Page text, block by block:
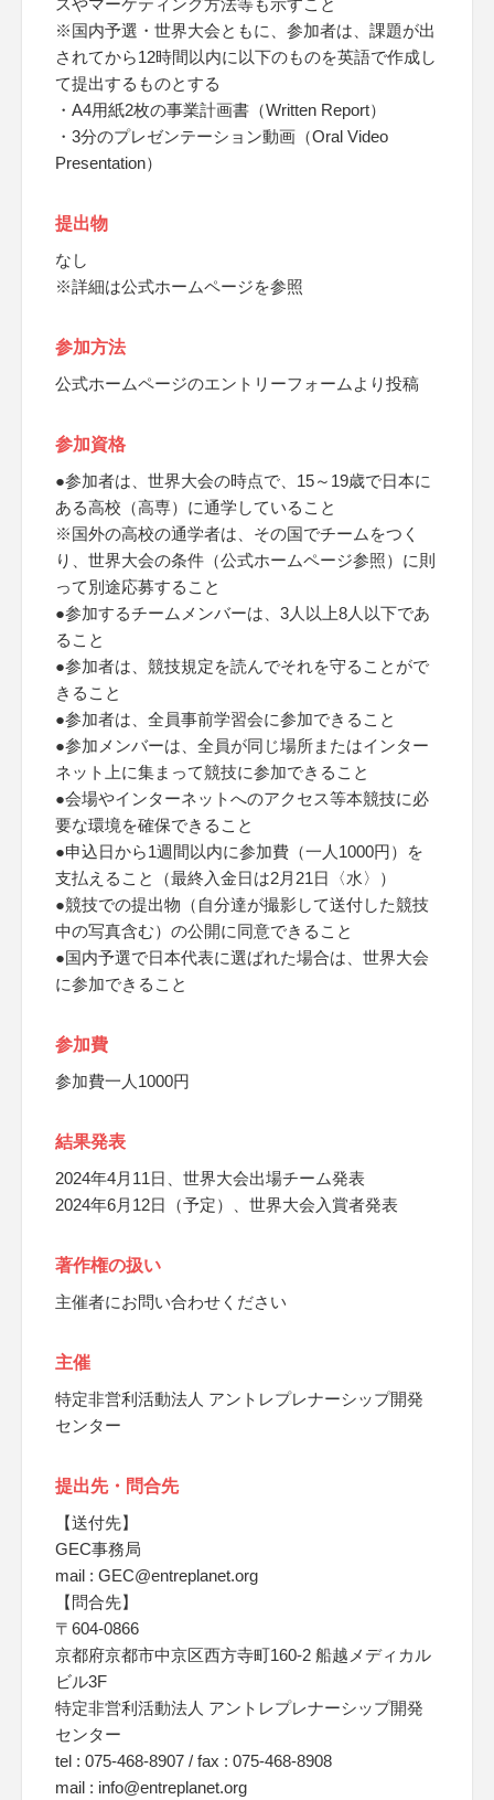
スやマーケティング方法等も示すこと
※国内予選・世界大会ともに、参加者は、課題が出
されてから12時間以内に以下のものを英語で作成し
て提出するものとする
・A4用紙2枚の事業計画書（Written Report）
・3分のプレゼンテーション動画（Oral Video
Presentation）
提出物
なし
※詳細は公式ホームページを参照
参加方法
公式ホームページのエントリーフォームより投稿
参加資格
●参加者は、世界大会の時点で、15～19歳で日本に
ある高校（高専）に通学していること
※国外の高校の通学者は、その国でチームをつく
り、世界大会の条件（公式ホームページ参照）に則
って別途応募すること
●参加するチームメンバーは、3人以上8人以下であ
ること
●参加者は、競技規定を読んでそれを守ることがで
きること
●参加者は、全員事前学習会に参加できること
●参加メンバーは、全員が同じ場所またはインター
ネット上に集まって競技に参加できること
●会場やインターネットへのアクセス等本競技に必
要な環境を確保できること
●申込日から1週間以内に参加費（一人1000円）を
支払えること（最終入金日は2月21日〈水〉）
●競技での提出物（自分達が撮影して送付した競技
中の写真含む）の公開に同意できること
●国内予選で日本代表に選ばれた場合は、世界大会
に参加できること
参加費
参加費一人1000円
結果発表
2024年4月11日、世界大会出場チーム発表
2024年6月12日（予定）、世界大会入賞者発表
著作権の扱い
主催者にお問い合わせください
主催
特定非営利活動法人 アントレプレナーシップ開発
センター
提出先・問合先
【送付先】
GEC事務局
mail : GEC@entreplanet.org
【問合先】
〒604-0866
京都府京都市中京区西方寺町160-2 船越メディカル
ビル3F
特定非営利活動法人 アントレプレナーシップ開発
センター
tel : 075-468-8907 / fax : 075-468-8908
mail : info@entreplanet.org